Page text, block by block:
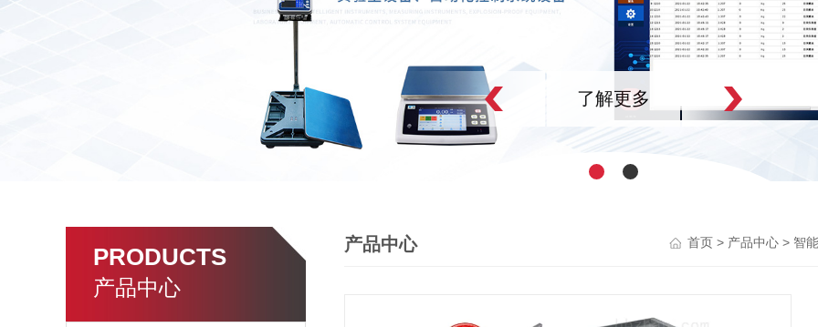
了解更多
PRODUCTS
产品中心
产品中心 首页 > 产品中心 > 智